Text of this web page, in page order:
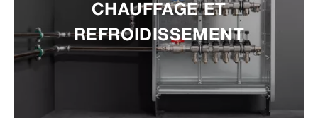
CHAUFFAGE ET
REFROIDISSEMENT